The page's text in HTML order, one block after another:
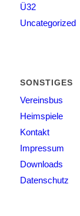
Ü32
Uncategorized
SONSTIGES
Vereinsbus
Heimspiele
Kontakt
Impressum
Downloads
Datenschutz